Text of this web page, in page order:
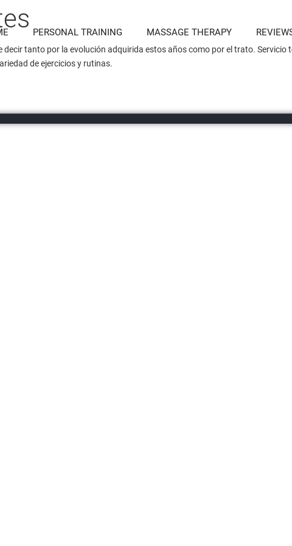
PERSONAL TRAINING MASSAGE THERAPY
tanto por la evolución adquirida estos años como por el trato. Servicio
de ejercicios y rutinas.